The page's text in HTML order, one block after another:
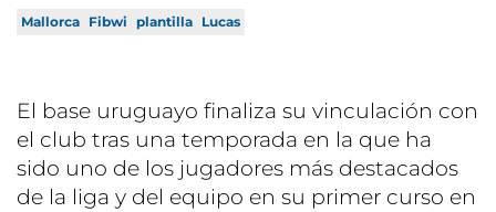
Mallorca Fibwi plantilla Lucas
El base uruguayo finaliza su vinculación con
el club tras una temporada en la que ha
sido uno de los jugadores más destacados
de la liga y del equipo en su primer curso en